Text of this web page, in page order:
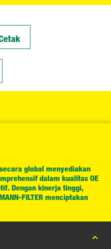
global menyediakan
dalam kualitas OE
Dengan kinerja tinggi,
FILTER menciptakan